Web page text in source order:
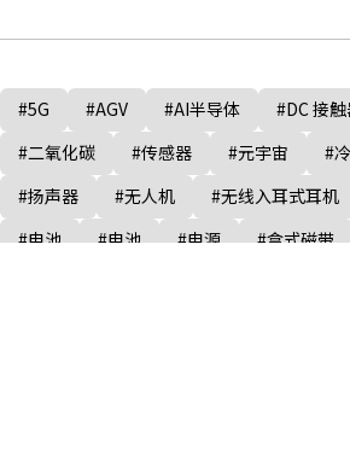
#5G #AGV #AI半导体 #DC 接
#二氧化碳
#传感器 #元宇宙 #
#扬声器
#无人机 #无线入耳式耳机
#电池
#电池 #电源 #盒式磁带